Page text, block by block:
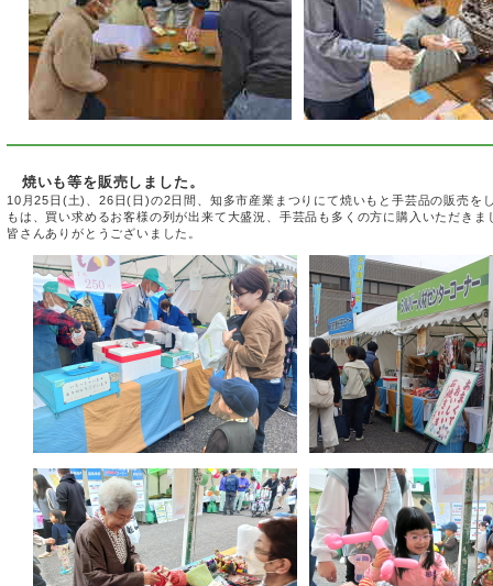
111 1
焼いも等を販売しました。
10月25日(土)、26日(日)の2日間、知多市産業まつりにて焼いもと手芸品の販売を
もは、買い求めるお客様の列が出来て大盛況、手芸品も多くの方に購入いただきま
皆さんありがとうございました。